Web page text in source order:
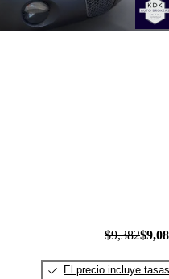
$9,382
El precio incluye tasas